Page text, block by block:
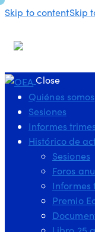
Skip to contentSkip
Close
Quiénes somos
Sesiones
Informes
Histórico de
Sesiones
Foros
Informes
Premio